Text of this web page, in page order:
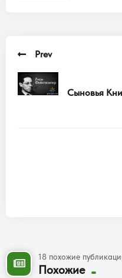
Prev
Сыновья
18 похожие
Похожие